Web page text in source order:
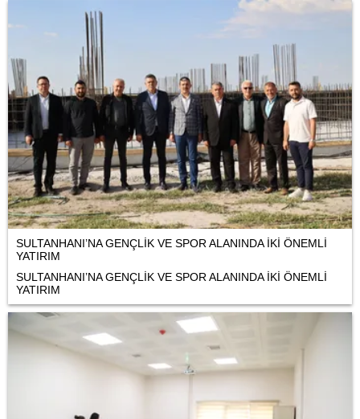
SULTANHANI’NA GENÇLİK VE SPOR ALANINDA İKİ ÖNEMLİ
YATIRIM
SULTANHANI’NA GENÇLİK VE SPOR ALANINDA İKİ ÖNEMLİ
YATIRIM